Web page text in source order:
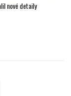
nové detaily